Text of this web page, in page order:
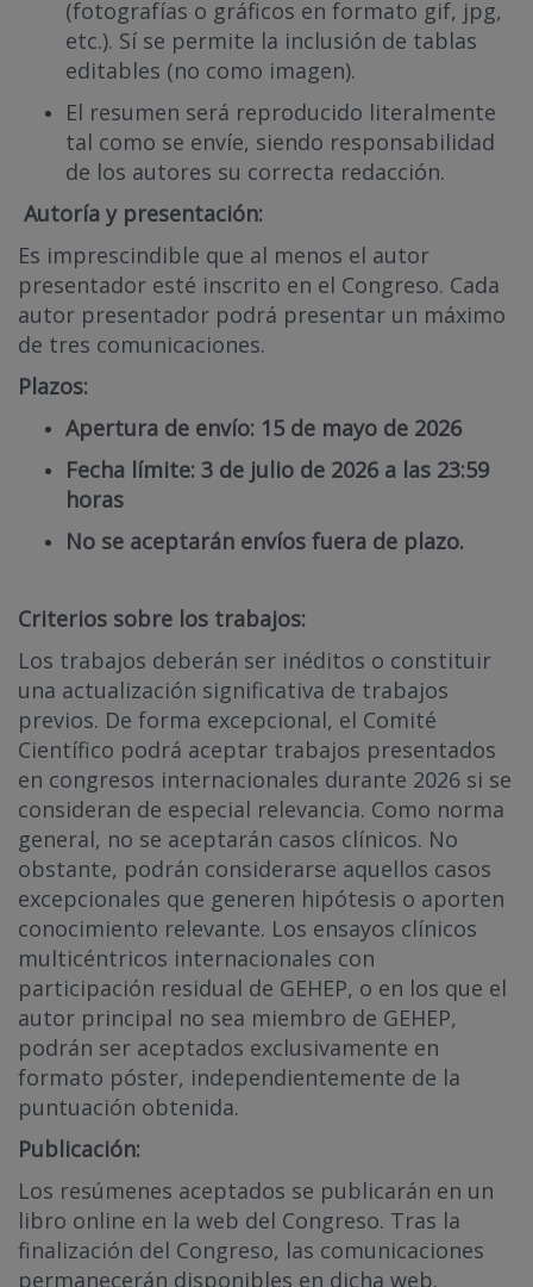
(fotografías o gráficos en formato gif, jpg,
etc.). Sí se permite la inclusión de tablas
editables (no como imagen).
El resumen será reproducido literalmente
tal como se envíe, siendo responsabilidad
de los autores su correcta redacción.
Autoría y presentación:
Es imprescindible que al menos el autor
presentador esté inscrito en el Congreso. Cada
autor presentador podrá presentar un máximo
de tres comunicaciones.
Plazos:
Apertura de envío: 15 de mayo de 2026
Fecha límite: 3 de julio de 2026 a las 23:59
horas
No se aceptarán envíos fuera de plazo.
Criterios sobre los trabajos:
Los trabajos deberán ser inéditos o constituir
una actualización significativa de trabajos
previos. De forma excepcional, el Comité
Científico podrá aceptar trabajos presentados
en congresos internacionales durante 2026 si se
consideran de especial relevancia. Como norma
general, no se aceptarán casos clínicos. No
obstante, podrán considerarse aquellos casos
excepcionales que generen hipótesis o aporten
conocimiento relevante. Los ensayos clínicos
multicéntricos internacionales con
participación residual de GEHEP, o en los que el
autor principal no sea miembro de GEHEP,
podrán ser aceptados exclusivamente en
formato póster, independientemente de la
puntuación obtenida.
Publicación:
Los resúmenes aceptados se publicarán en un
libro online en la web del Congreso. Tras la
finalización del Congreso, las comunicaciones
permanecerán disponibles en dicha web.